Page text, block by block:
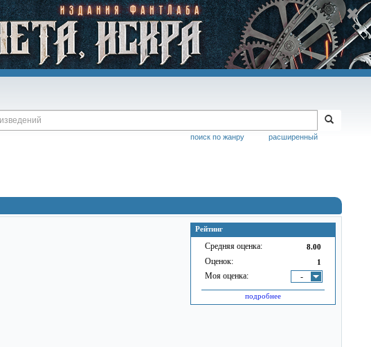
расширенный
поиск по жанру
Рейтинг
Средняя оценка: 8.00
Оценок: 1
Моя оценка: -
подробнее